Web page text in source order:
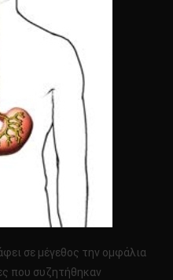
σε μέγεθος την ομφάλια
που συζητήθηκαν